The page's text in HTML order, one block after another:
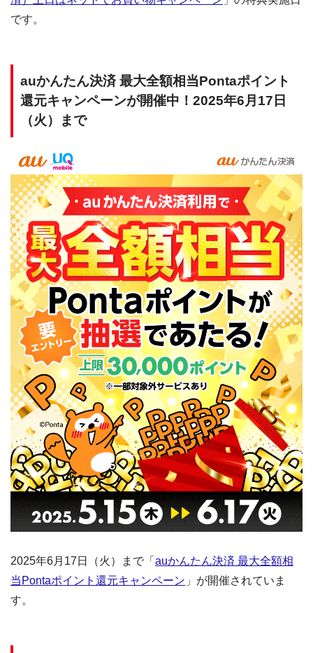
です。
auかんたん決済 最大全額相当Pontaポイント
還元キャンペーンが開催中！2025年6月17日
（火）まで
2025年6月17日（火）まで「 auかんたん決済 最大全額相
当Pontaポイント還元キャンペーン 」が開催されていま
す。